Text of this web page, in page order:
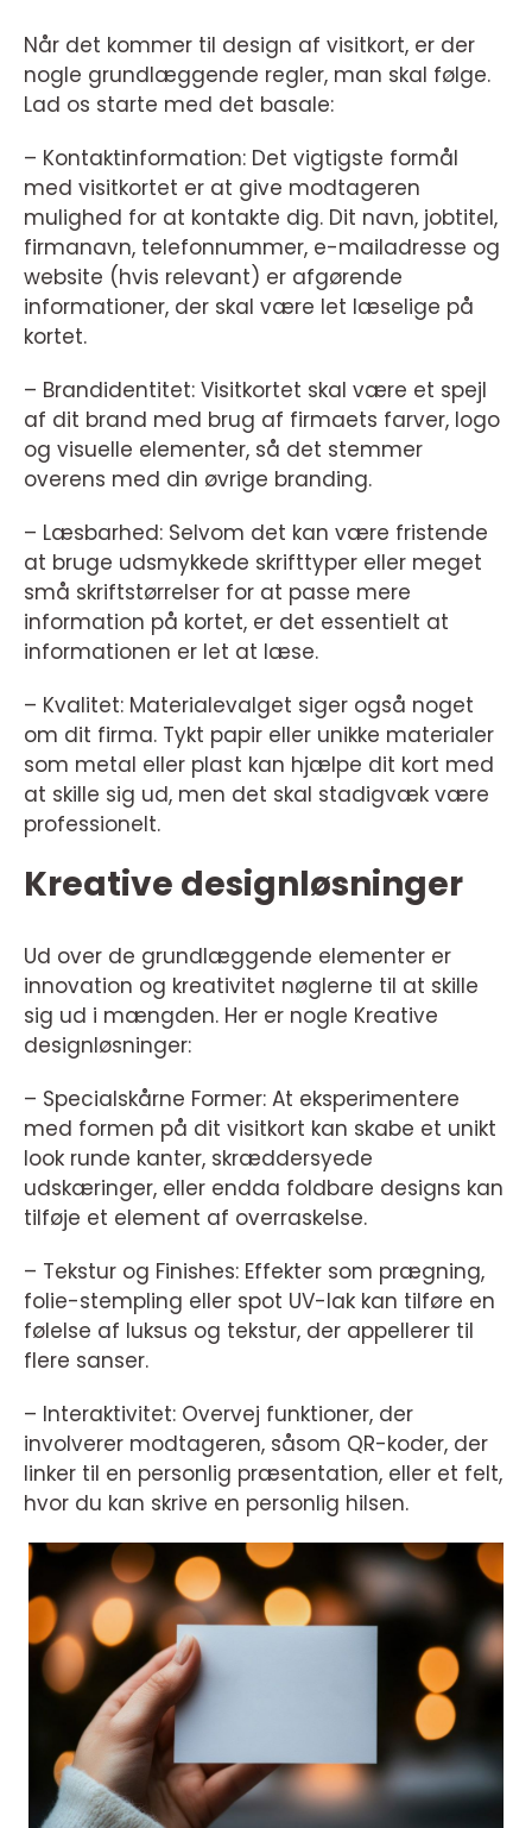
Når det kommer til design af visitkort, er der
nogle grundlæggende regler, man skal følge.
Lad os starte med det basale:
– Kontaktinformation: Det vigtigste formål
med visitkortet er at give modtageren
mulighed for at kontakte dig. Dit navn, jobtitel,
firmanavn, telefonnummer, e-mailadresse og
website (hvis relevant) er afgørende
informationer, der skal være let læselige på
kortet.
– Brandidentitet: Visitkortet skal være et spejl
af dit brand med brug af firmaets farver, logo
og visuelle elementer, så det stemmer
overens med din øvrige branding.
– Læsbarhed: Selvom det kan være fristende
at bruge udsmykkede skrifttyper eller meget
små skriftstørrelser for at passe mere
information på kortet, er det essentielt at
informationen er let at læse.
– Kvalitet: Materialevalget siger også noget
om dit firma. Tykt papir eller unikke materialer
som metal eller plast kan hjælpe dit kort med
at skille sig ud, men det skal stadigvæk være
professionelt.
Kreative designløsninger
Ud over de grundlæggende elementer er
innovation og kreativitet nøglerne til at skille
sig ud i mængden. Her er nogle Kreative
designløsninger:
– Specialskårne Former: At eksperimentere
med formen på dit visitkort kan skabe et unikt
look runde kanter, skræddersyede
udskæringer, eller endda foldbare designs kan
tilføje et element af overraskelse.
– Tekstur og Finishes: Effekter som prægning,
folie-stempling eller spot UV-lak kan tilføre en
følelse af luksus og tekstur, der appellerer til
flere sanser.
– Interaktivitet: Overvej funktioner, der
involverer modtageren, såsom QR-koder, der
linker til en personlig præsentation, eller et felt,
hvor du kan skrive en personlig hilsen.